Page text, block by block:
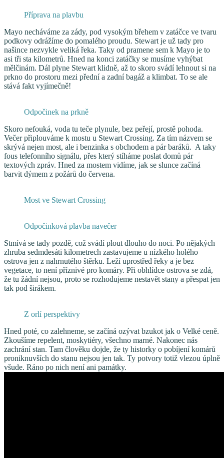
Příprava na plavbu
Mayo necháváme za zády, pod vysokým břehem v zatáčce ve tvaru
podkovy odrážíme do pomalého proudu. Stewart je už tady pro
našince nezvykle veliká řeka. Taky od pramene sem k Mayo je to
asi tři sta kilometrů. Hned na konci zatáčky se musíme vyhýbat
mělčinám. Dál plyne Stewart klidně, až to skoro svádí lehnout si na
prkno do prostoru mezi přední a zadní bagáž a klimbat. To se ale
stává fakt vyjímečně!
Odpočinek na prkně
Skoro nefouká, voda tu teče plynule, bez peřejí, prostě pohoda.
Večer připlouváme k mostu u Stewart Crossing. Za tím názvem se
skrývá nejen most, ale i benzinka s obchodem a pár baráků. A taky
fous telefonního signálu, přes který stíháme poslat domů pár
textových zpráv. Hned za mostem vidíme, jak se slunce začíná
barvit dýmem z požárů do červena.
Most ve Stewart Crossing
Odpočinková plavba navečer
Stmívá se tady pozdě, což svádí plout dlouho do noci. Po nějakých
zhruba sedmdesáti kilometrech zastavujeme u nízkého holého
ostrova jen z nahrnutého štěrku. Leží uprostřed řeky a je bez
vegetace, to není příznivé pro komáry. Při obhlídce ostrova se zdá,
že tu žádní nejsou, proto se rozhodujeme nestavět stany a přespat jen
tak pod širákem.
Z orlí perspektivy
Hned poté, co zalehneme, se začíná ozývat bzukot jak o Velké ceně.
Zkoušíme repelent, moskytiéry, všechno marné. Nakonec nás
zachrání stan. Tam člověku dojde, že ty historky o pobíjení komárů
proniknuvších do stanu nejsou jen tak. Ty potvory totiž vlezou úplně
všude. Ráno po nich není ani památky.